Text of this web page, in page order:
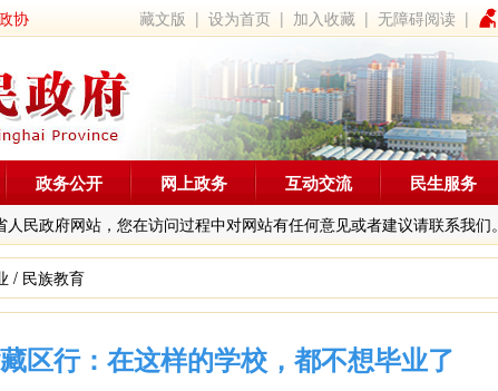
协 藏文版 |设为首页 | 加入收藏 |无障碍阅读 |
民政府网站，您在访问过程中对网站有任何意见或者建议请联系我们。
政务公开 网上政务 互动交流 民生服务
/ 民族教育
区行：在这样的学校，都不想毕业了